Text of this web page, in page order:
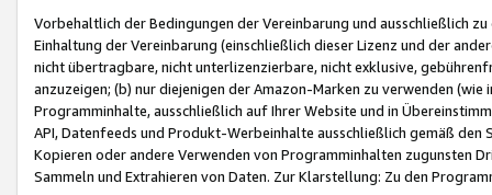
Vorbehaltlich der Bedingungen der Vereinbarung und ausschließlich
Einhaltung der Vereinbarung (einschließlich dieser Lizenz und der
nicht übertragbare, nicht unterlizenzierbare, nicht exklusive,
anzuzeigen; (b) nur diejenigen der Amazon-Marken zu verwenden
Programminhalte, ausschließlich auf Ihrer Website und in
API, Datenfeeds und Produkt-Werbeinhalte ausschließlich gemäß
Kopieren oder andere Verwenden von Programminhalten zugunsten
Sammeln und Extrahieren von Daten. Zur Klarstellung: Zu den